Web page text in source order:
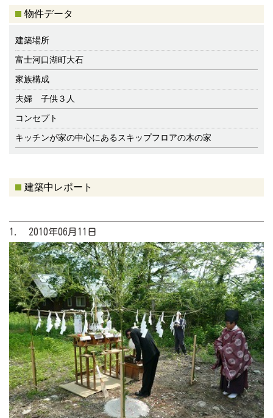
物件データ
建築場所
富士河口湖町大石
家族構成
夫婦 子供３人
コンセプト
キッチンが家の中心にあるスキップフロアの木の家
建築中レポート
1. 2010年06月11日